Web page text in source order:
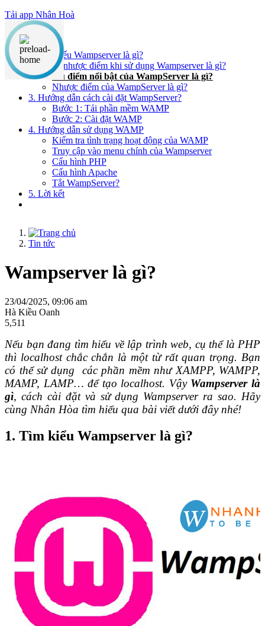
Tải app Nhân Hoà
Nội dung chính
1. Tìm kiểu Wampserver là gì?
2. Ưu và nhược điểm khi sử dụng Wampserver là gì?
Ưu điểm nổi bật của WampServer là gì?
Nhược điểm của WampServer là gì?
3. Hướng dẫn cách cài đặt WampServer?
Bước 1: Tải phần mềm WAMP
Bước 2: Cài đặt WAMP
4. Hướng dẫn sử dụng WAMP
Kiểm tra tình trạng hoạt động của WAMP
Truy cập vào menu chính của Wampserver
Cấu hình PHP
Cấu hình Apache
Tắt WampServer?
5. Lời kết
Tin tức
Wampserver là gì?
23/04/2025, 09:06 am
Hà Kiều Oanh
5,511
Nếu bạn đang tìm hiểu về lập trình web, cụ thể là PHP
thì localhost chắc chắn là một từ rất quan trọng. Bạn
có thể sử dụng
các phần mềm như XAMPP, WAMPP,
MAMP, LAMP… để tạo localhost. Vậy Wampserver là
gì, cách cài đặt và sử dụng Wampserver ra sao. Hãy
cùng Nhân Hòa tìm hiểu qua bài viết dưới đây nhé!
1. Tìm kiểu Wampserver là gì?